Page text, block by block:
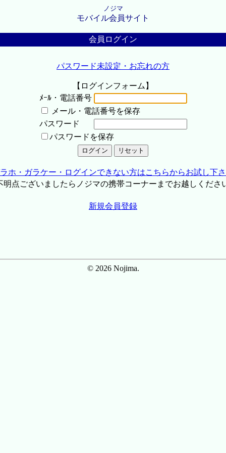
ノジマ
モバイル会員サイト
会員ログイン
パスワード未設定・お忘れの方
【ログインフォーム】
ﾒｰﾙ・電話番号
メール・電話番号を保存
パスワード
パスワードを保存
ホ・ガラケー・ログインできない方はこちらからお試し下
点ございましたらノジマの携帯コーナーまでお越しくださ
新規会員登録
© 2026 Nojima.